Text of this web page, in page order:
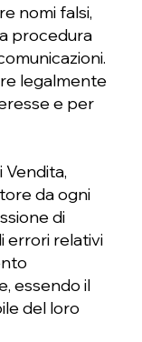
nomi falsi,
procedura
legalmente
e per
da ogni
di
errori relativi
essendo il
del loro